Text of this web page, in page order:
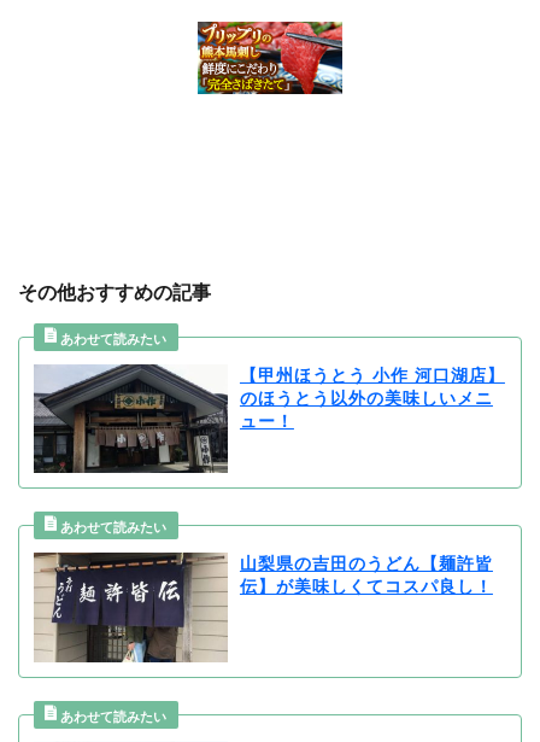
その他おすすめの記事
【甲州ほうとう 小作 河口湖店】
のほうとう以外の美味しいメニ
ュー！
山梨県の吉田のうどん【麺許皆
伝】が美味しくてコスパ良し！